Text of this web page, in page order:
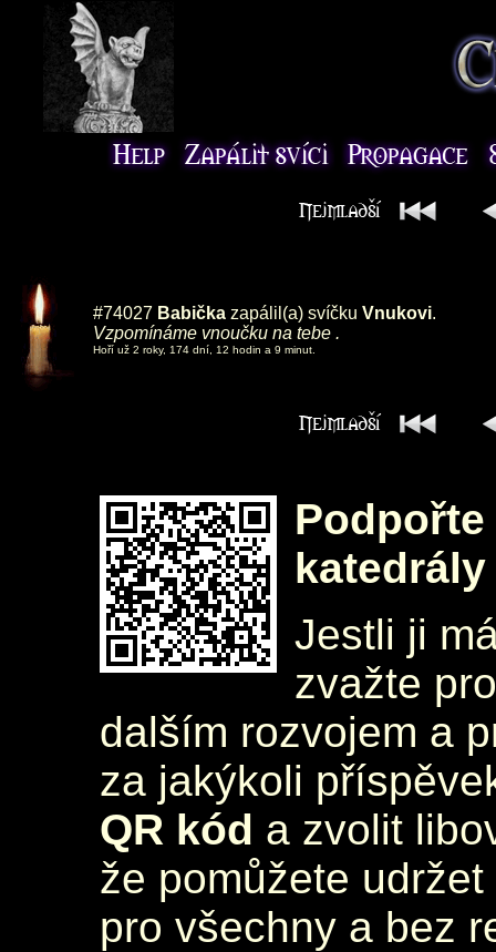
#74027 Babička zapálil(a) svíčku Vnukovi.
Vzpomínáme vnoučku na tebe .
Hoří už 2 roky, 174 dní, 12 hodin a 9 minut.
katedrály
Jestli ji
zvažte
dalším rozvojem a
za jakýkoli
QR kód a zvolit
že pomůžete
pro všechny a bez